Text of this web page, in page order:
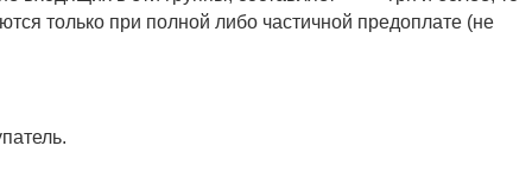
только при полной либо частичной предоплате (не